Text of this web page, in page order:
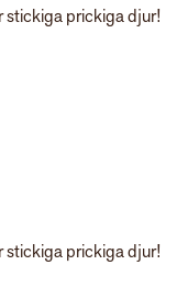
stickiga prickiga djur!
stickiga prickiga djur!